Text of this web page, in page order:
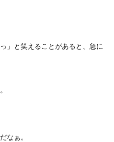
」と笑えることがあると、急に
なぁ。